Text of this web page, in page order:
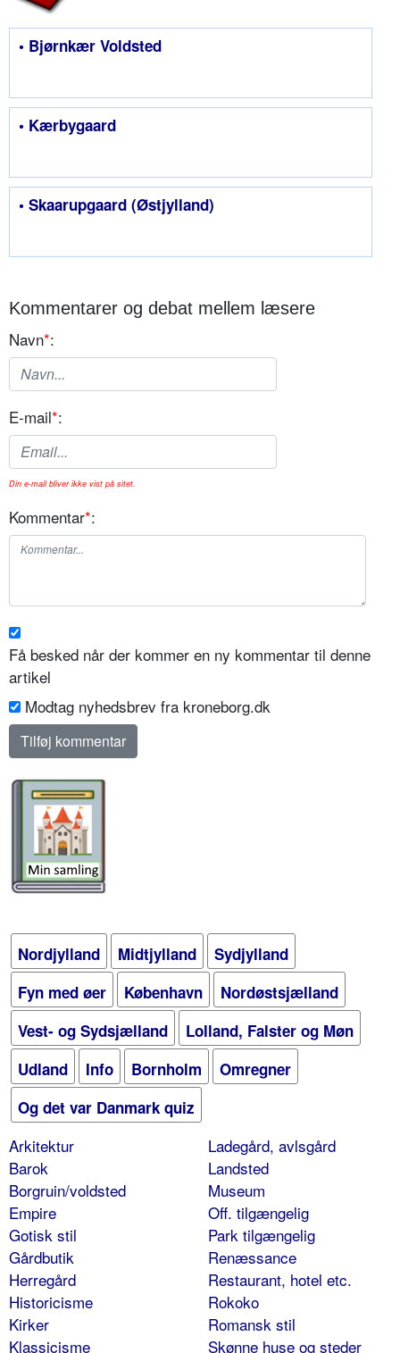
• Bjørnkær Voldsted
• Kærbygaard
• Skaarupgaard (Østjylland)
Kommentarer og debat mellem læsere
Navn*:
E-mail*:
Din e-mail bliver ikke vist på sitet.
Kommentar*:
Få besked når der kommer en ny kommentar til denne
artikel
Modtag nyhedsbrev fra kroneborg.dk
Nordjylland Midtjylland
Sydjylland
Fyn med øer
København
Nordøstsjælland
Vest- og Sydsjælland
Lolland, Falster og Møn
Udland
Info Bornholm
Omregner
Og det var Danmark quiz
Arkitektur
Barok
Borgruin/voldsted
Empire
Gotisk stil
Gårdbutik
Herregård
Historicisme
Kirker
Klassicisme
Ladegård, avlsgård
Landsted
Museum
Off. tilgængelig
Park tilgængelig
Renæssance
Restaurant, hotel etc.
Rokoko
Romansk stil
Skønne huse og steder